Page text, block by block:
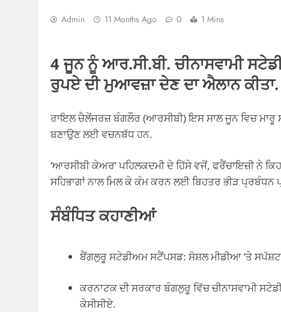
Admin 11 Months Ago 0 1 Mins
4 ਜੂਨ ਨੂੰ ਆਰ.ਸੀ.ਬੀ. ਚੀਨਾਸਵਾਮੀ
ਰੁਪਏ ਦੀ ਮੁਆਵਜ਼ਾ ਦੇਣ ਦਾ ਐਲਾਨ ਕੀਤਾ.
ਰਾਇਲ ਚੈਲੇਂਜਰਜ਼ ਬੰਗਲੌਰ (ਆਰਸੀਬੀ) ਇਸ ਸਾਲ ਜੂਨ ਵਿਚ ਮਾਰੂ
ਬਣਾਉਣ ਲਈ ਵਚਨਬੱਧ ਹਨ.
‘ਆਰਸੀਬੀ ਕੇਅਰ’ ਪਹਿਲਕਦਮੀ ਦੇ ਹਿੱਸੇ ਵਜੋਂ, ਫਰੈਂਚਾਇਜ਼ੀ ਨੇ
ਸਹਿਭਾਗਾਂ ਨਾਲ ਮਿਲ ਕੇ ਕੰਮ ਕਰਨ ਲਈ ਬਿਹਤਰ ਭੀੜ
ਸੰਬੰਧਿਤ ਕਹਾਣੀਆਂ
ਬੈਂਗਲੁਰੂ ਸਟੇਡੀਅਮ ਸਟੈਂਪਸਡ: ਸੋਸ਼ਲ ਮੀਡੀਆ ‘ਤੇ
ਕਰਨਾਟਕ ਦੀ ਸਰਕਾਰ ਬੰਗਲੁਰੂ ਵਿੱਚ ਚੀਨਾਸਵਾਮੀ
ਕੇਸੀਸੀਏ.